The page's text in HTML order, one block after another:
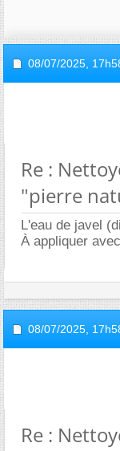
08/07/2025,
Re :
"pierre
L'eau de javel
À appliquer
08/07/2025,
Re :